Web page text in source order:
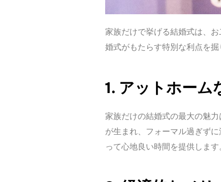
家族だけで挙げる結婚式は、
婚式がもたらす特別な利点を掘
1. アットホーム
家族だけの結婚式の最大の魅
が生まれ、フォーマル過ぎず
って心地良い時間を提供します